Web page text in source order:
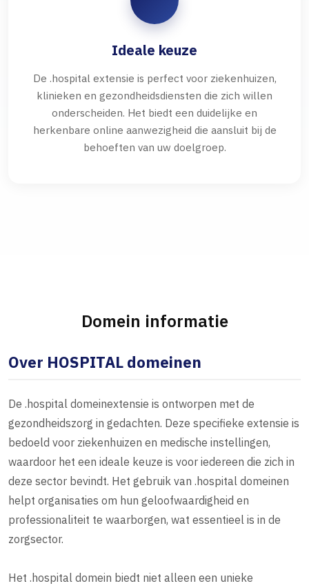
Ideale keuze
De .hospital extensie is perfect voor ziekenhuizen,
klinieken en gezondheidsdiensten die zich willen
onderscheiden. Het biedt een duidelijke en
herkenbare online aanwezigheid die aansluit bij de
behoeften van uw doelgroep.
Domein informatie
Over HOSPITAL domeinen
De .hospital domeinextensie is ontworpen met de
gezondheidszorg in gedachten. Deze specifieke extensie is
bedoeld voor ziekenhuizen en medische instellingen,
waardoor het een ideale keuze is voor iedereen die zich in
deze sector bevindt. Het gebruik van .hospital domeinen
helpt organisaties om hun geloofwaardigheid en
professionaliteit te waarborgen, wat essentieel is in de
zorgsector.
Het .hospital domein biedt niet alleen een unieke